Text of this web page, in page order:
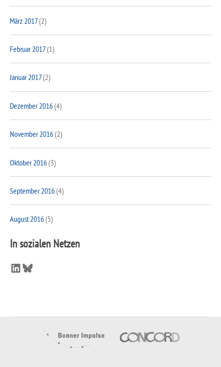
März 2017(2)
Februar 2017(1)
Januar 2017(2)
Dezember 2016(4)
November 2016(2)
Oktober 2016(3)
September 2016(4)
August 2016(5)
In sozialen Netzen
LinkedIn
Bluesky